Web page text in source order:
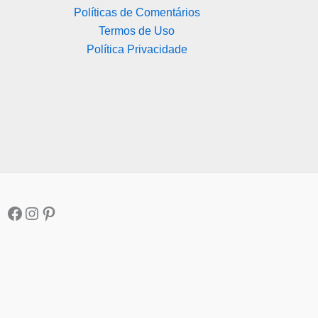
Políticas de Comentários
Termos de Uso
Política Privacidade